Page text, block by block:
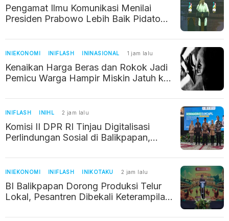
Pengamat Ilmu Komunikasi Menilai
Presiden Prabowo Lebih Baik Pidato
INIEKONOMI INIFLASH ININASIONAL 1 jam lalu
Kenaikan Harga Beras dan Rokok Jadi
Pemicu Warga Hampir Miskin Jatuh ke
INIFLASH INIHL 2 jam lalu
Komisi II DPR RI Tinjau Digitalisasi
Perlindungan Sosial di Balikpapan,
INIEKONOMI INIFLASH INIKOTAKU 2 jam lalu
BI Balikpapan Dorong Produksi Telur
Lokal, Pesantren Dibekali Keterampilan